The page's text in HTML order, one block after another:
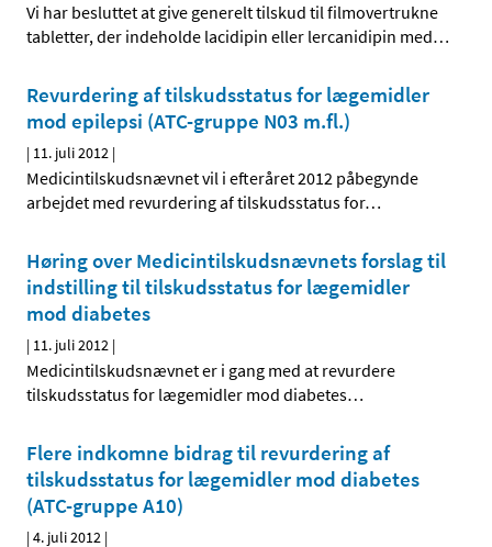
Vi har besluttet at give generelt tilskud til filmovertrukne
tabletter, der indeholde lacidipin eller lercanidipin med…
Revurdering af tilskudsstatus for lægemidler
mod epilepsi (ATC-gruppe N03 m.fl.)
| 11. juli 2012 |
Medicintilskudsnævnet vil i efteråret 2012 påbegynde
arbejdet med revurdering af tilskudsstatus for…
Høring over Medicintilskuds­nævnets forslag til
indstilling til tilskudsstatus for lægemidler
mod diabetes
| 11. juli 2012 |
Medicintilskudsnævnet er i gang med at revurdere
tilskudsstatus for lægemidler mod diabetes…
Flere indkomne bidrag til revurdering af
tilskudsstatus for lægemidler mod diabetes
(ATC-gruppe A10)
|4. juli 2012 |